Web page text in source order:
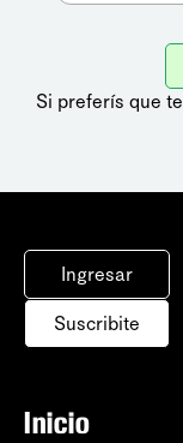
Si preferís que
Ingresar
Suscribite
Inicio